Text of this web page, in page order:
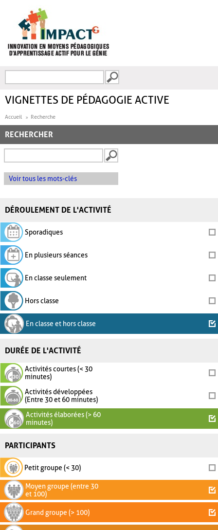
FORMULAIRE DE
VIGNETTES DE PÉDAGOGIE ACTIVE
Accueil Recherche
RECHERCHER
Voir tous les mots-clés
DÉROULEMENT DE L'ACTIVITÉ
Sporadiques
En plusieurs séances
En classe seulement
Hors classe
En classe et hors classe
DURÉE DE L'ACTIVITÉ
Activités courtes (< 30
minutes)
Activités développées
(Entre 30 et 60 minutes)
Activités élaborées (> 60
minutes)
PARTICIPANTS
Petit groupe (< 30)
Moyen groupe (entre 30
et 100)
Grand groupe (> 100)